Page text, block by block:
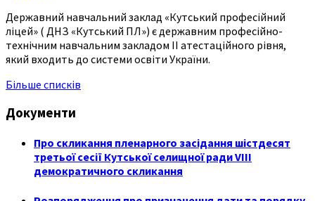
Державний навчальний заклад «Кутський професійний
ліцей» ( ДНЗ «Кутський ПЛ») є державним професійно-
технічним навчальним закладом ІІ атестаційного рівня,
який входить до системи освіти України.
Більше списків
Документи
Про скликання пленарного засідання шістдесят
третьої сесії Кутської селищної ради VIII
демократичного скликання